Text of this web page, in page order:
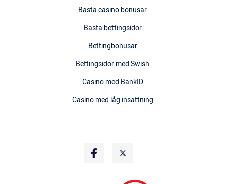
Bästa casino bonusar
Bästa bettingsidor
Bettingbonusar
Bettingsidor med Swish
Casino med BankID
Casino med låg insättning